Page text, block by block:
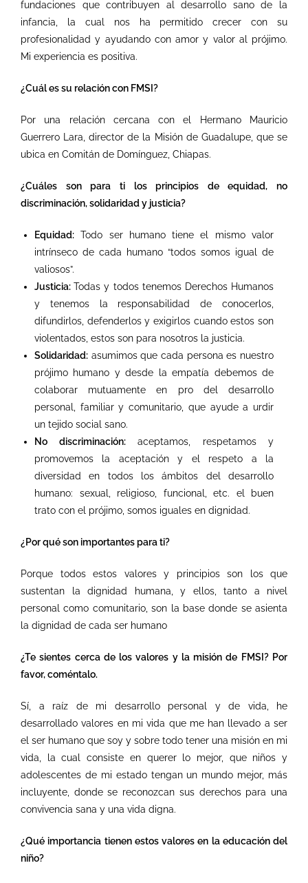
fundaciones que contribuyen al desarrollo sano de la
infancia, la cual nos ha permitido crecer con su
profesionalidad y ayudando con amor y valor al prójimo.
Mi experiencia es positiva.
¿Cuál es su relación con FMSI?
Por una relación cercana con el Hermano Mauricio
Guerrero Lara, director de la Misión de Guadalupe, que se
ubica en Comitán de Domínguez, Chiapas.
¿Cuáles son para ti los principios de equidad, no
discriminación, solidaridad y justicia?
Equidad: Todo ser humano tiene el mismo valor
intrínseco de cada humano “todos somos igual de
valiosos”.
Justicia:Todas y todos tenemos Derechos Humanos
y tenemos la responsabilidad de conocerlos,
difundirlos, defenderlos y exigirlos cuando estos son
violentados, estos son para nosotros la justicia.
Solidaridad: asumimos que cada persona es nuestro
prójimo humano y desde la empatía debemos de
colaborar mutuamente en pro del desarrollo
personal, familiar y comunitario, que ayude a urdir
un tejido social sano.
No discriminación:aceptamos, respetamos y
promovemos la aceptación y el respeto a la
diversidad en todos los ámbitos del desarrollo
humano: sexual, religioso, funcional, etc. el buen
trato con el prójimo, somos iguales en dignidad.
¿Por qué son importantes para ti?
Porque todos estos valores y principios son los que
sustentan la dignidad humana, y ellos, tanto a nivel
personal como comunitario, son la base donde se asienta
la dignidad de cada ser humano
¿Te sientes cerca de los valores y la misión de FMSI? Por
favor, coméntalo.
Sí, a raíz de mi desarrollo personal y de vida, he
desarrollado valores en mi vida que me han llevado a ser
el ser humano que soy y sobre todo tener una misión en mi
vida, la cual consiste en querer lo mejor, que niños y
adolescentes de mi estado tengan un mundo mejor, más
incluyente, donde se reconozcan sus derechos para una
convivencia sana y una vida digna.
¿Qué importancia tienen estos valores en la educación del
niño?